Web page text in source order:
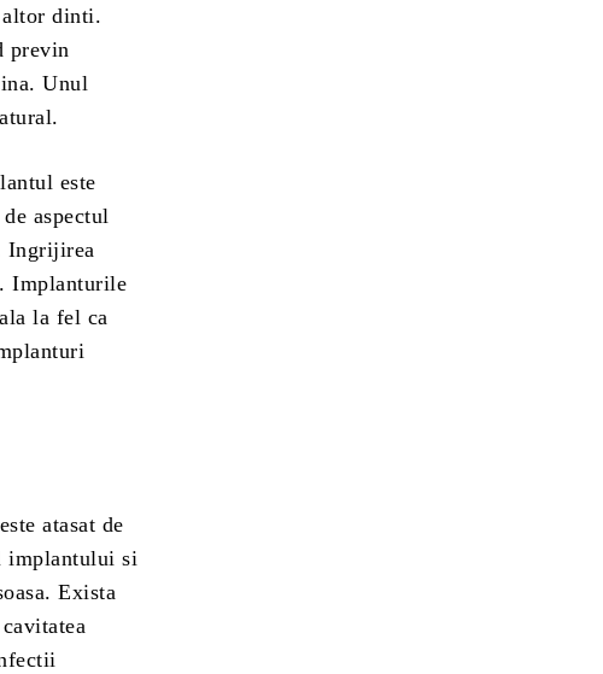
altor dinti.
previn
Unul
este
aspectul
Ingrijirea
Implanturile
la fel ca
atasat de
implantului si
Exista